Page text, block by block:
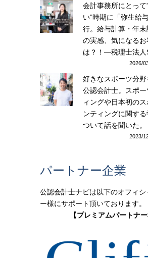
会計事務所にとって
い”時期に「弥生給
行。給与計算・年
の実感、気になる
は？！―税理士法人
2026/
好きなスポーツ分
公認会計士。スポ
ィングや日本初の
ンティングに関す
ついて話を聞いた。
2023/
パートナー企業
公認会計士ナビは以下のオフィシ
ー様にサポート頂いております。
【プレミアムパートナー